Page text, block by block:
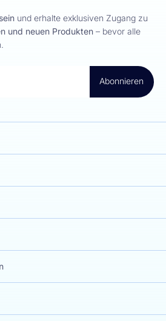
und erhalte exklusiven Zugang zu
und neuen Produkten – bevor alle
Abonnieren